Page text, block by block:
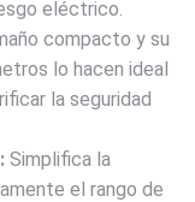
eléctrico.
compacto y su
lo hacen ideal
la seguridad
Simplifica la
el rango de